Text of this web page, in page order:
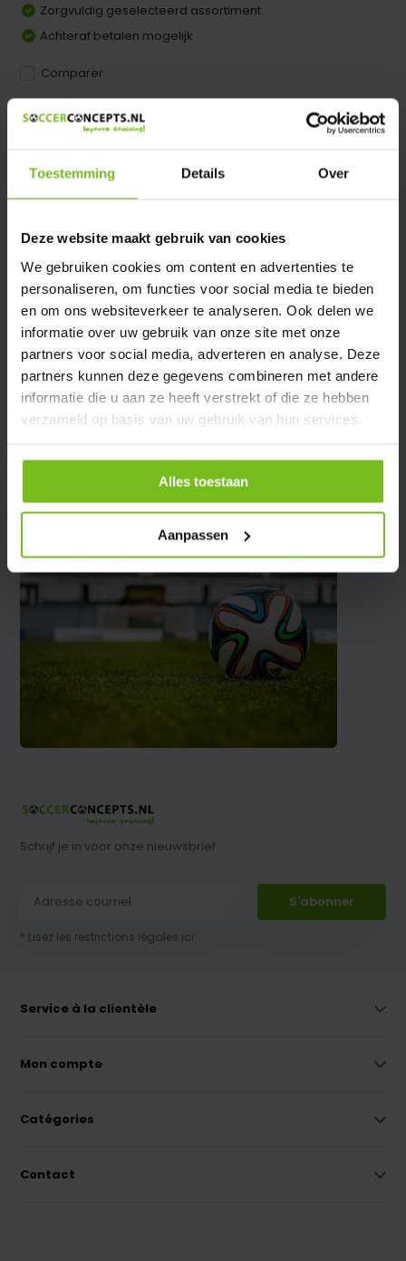
Toestemming Details Over
Deze website maakt gebruik van cookies
We gebruiken cookies om content en advertenties te
personaliseren, om functies voor social media te bieden
en om ons websiteverkeer te analyseren. Ook delen we
informatie over uw gebruik van onze site met onze
partners voor social media, adverteren en analyse. Deze
partners kunnen deze gegevens combineren met andere
informatie die u aan ze heeft verstrekt of die ze hebben
verzameld op basis van uw gebruik van hun services.
Alles toestaan
Aanpassen
Zorgvuldig geselecteerd assortiment
Achteraf betalen mogelijk
Comparer
Dir product is beschikbaar in de volgende varianten:
Description du produit
Spécifications
Évaluations
Schrijf je in voor onze nieuwsbrief
S'abonner
* Lisez les restrictions légales ici
Service à la clientèle
Mon compte
Catégories
Contact